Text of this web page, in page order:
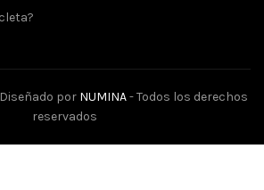
por NUMINA- Todos los derechos
reservados